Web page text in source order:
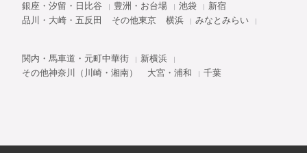
銀座・汐留・日比谷
豊洲・お台場 池袋
新宿
品川・大崎・五反田
その他東京 横浜 みなとみらい
関内・馬車道・元町中華街
新横浜
その他神奈川（川崎・湘南）
大宮・浦和 千葉